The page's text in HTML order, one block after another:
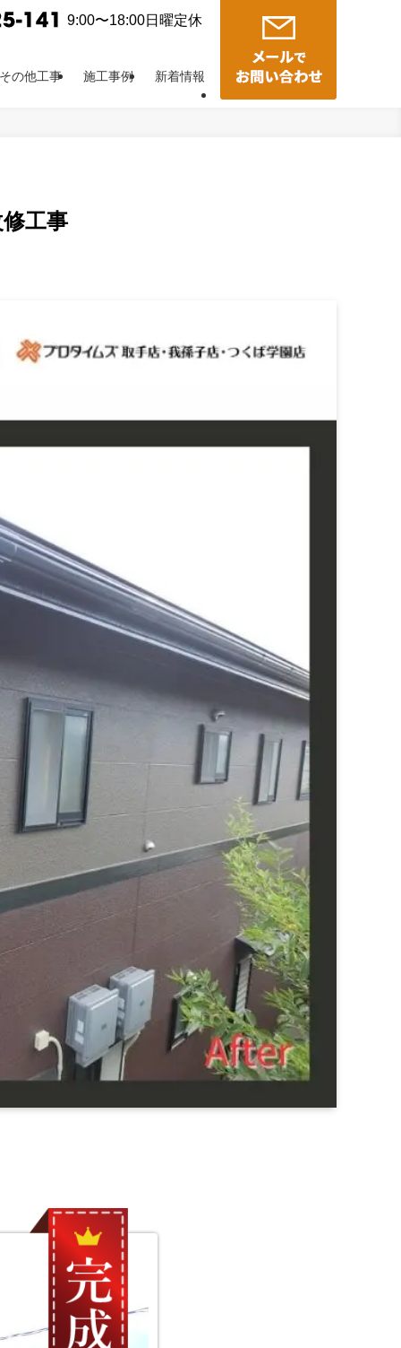
9:00〜18:00日曜定休
その他工事 施工事例 新着情報
工事